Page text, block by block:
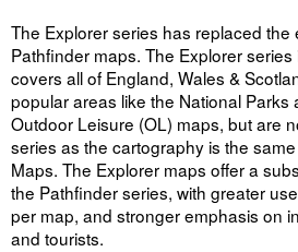
The Explorer series has replaced the
Pathfinder maps. The Explorer
covers all of England, Wales &
popular areas like the National Parks
Outdoor Leisure (OL) maps, but are
series as the cartography is the
Maps. The Explorer maps offer a
the Pathfinder series, with greater
per map, and stronger emphasis on
and tourists.